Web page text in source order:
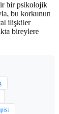
bir psikolojik
bu korkunun
ilişkiler
bireylere